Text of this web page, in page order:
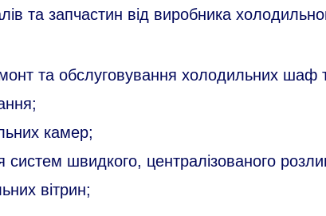
та запчастин від виробника
та обслуговування холодильних
камер;
систем швидкого, централізованого
вітрин;